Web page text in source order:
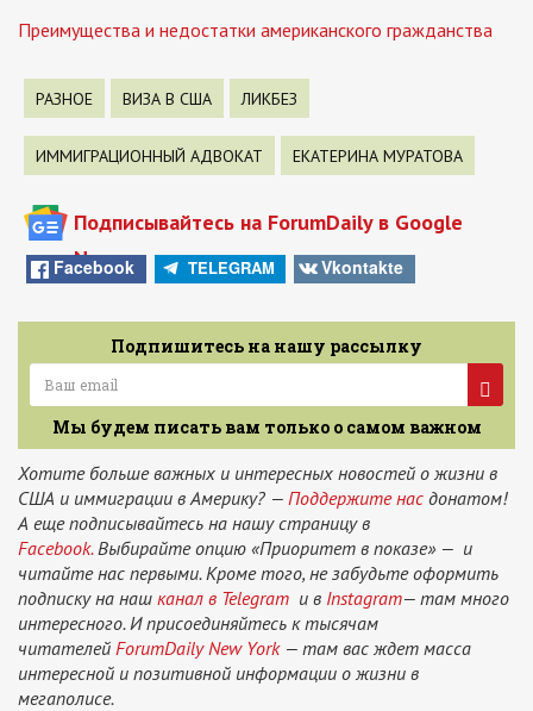
Преимущества и недостатки американского гражданства
РАЗНОЕ ВИЗА В США ЛИКБЕЗ
ИММИГРАЦИОННЫЙ АДВОКАТ ЕКАТЕРИНА МУРАТОВА
Подписывайтесь на ForumDaily в Google
News
Facebook TELEGRAM Vkontakte
Подпишитесь на нашу рассылку
Мы будем писать вам только о самом важном
Хотите больше важных и интересных новостей о жизни в
США и иммиграции в Америку? — Поддержите нас донатом!
А еще подписывайтесь на нашу страницу в
Facebook.Выбирайте опцию «Приоритет в показе» — и
читайте нас первыми. Кроме того, не забудьте оформить
подписку на наш канал в Telegram и в Instagram— там много
интересного. И присоединяйтесь к тысячам
читателей ForumDaily New York— там вас ждет масса
интересной и позитивной информации о жизни в
мегаполисе.